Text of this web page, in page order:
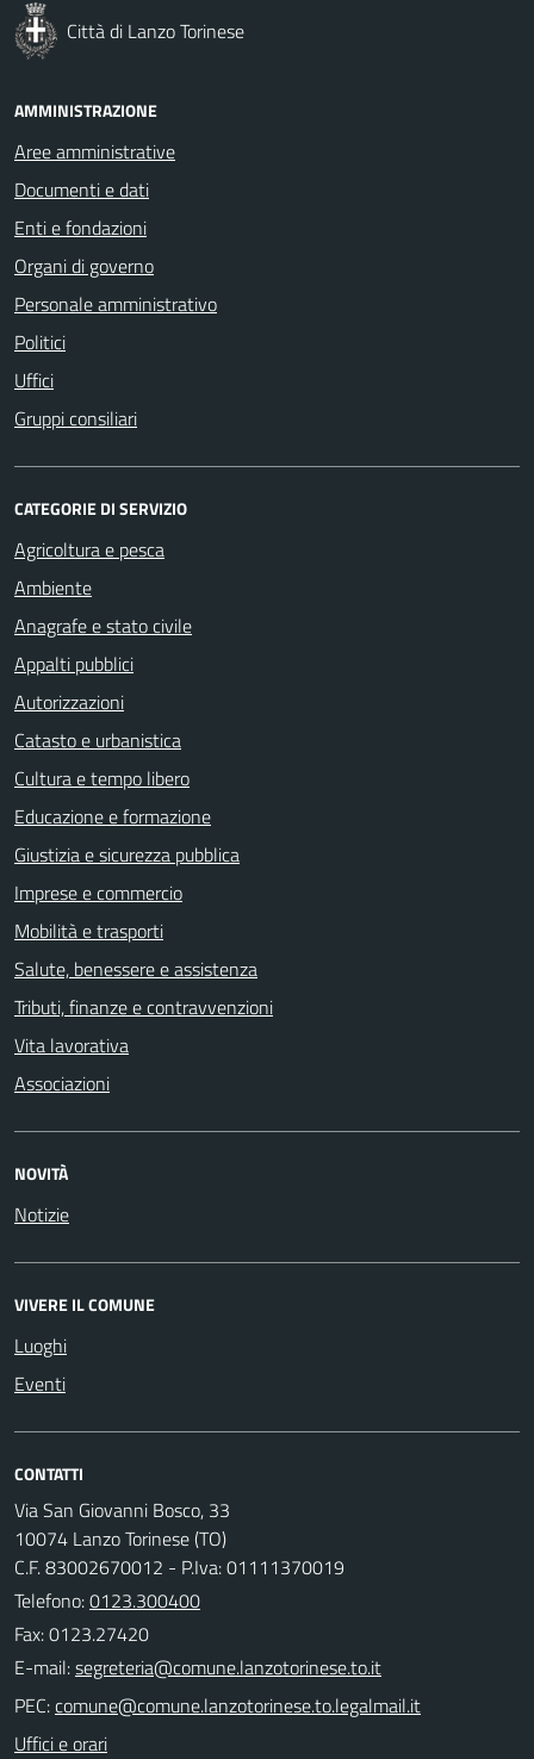
Città di Lanzo Torinese
AMMINISTRAZIONE
Aree amministrative
Documenti e dati
Enti e fondazioni
Organi di governo
Personale amministrativo
Politici
Uffici
Gruppi consiliari
CATEGORIE DI SERVIZIO
Agricoltura e pesca
Ambiente
Anagrafe e stato civile
Appalti pubblici
Autorizzazioni
Catasto e urbanistica
Cultura e tempo libero
Educazione e formazione
Giustizia e sicurezza pubblica
Imprese e commercio
Mobilità e trasporti
Salute, benessere e assistenza
Tributi, finanze e contravvenzioni
Vita lavorativa
Associazioni
NOVITÀ
Notizie
VIVERE IL COMUNE
Luoghi
Eventi
CONTATTI
Via San Giovanni Bosco, 33
10074 Lanzo Torinese (TO)
C.F. 83002670012 - P.Iva: 01111370019
Telefono:0123.300400
Fax: 0123.27420
E-mail:
PEC:
Uffici e orari